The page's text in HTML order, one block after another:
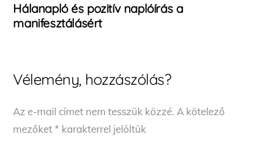
Hálanapló és pozitív naplóírás a
manifesztálásért
Vélemény, hozzászólás?
Az e-mail címet nem tesszük közzé. A kötelező
mezőket* karakterrel jelöltük